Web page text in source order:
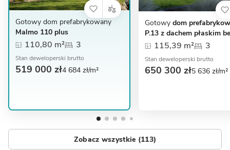
Gotowy dom prefabrykowany
Malmo 110 plus
110,80 m² 3
Stan deweloperski brutto
519 000 zł4 684 zł/m²
Gotowy dom
P.13 z dachem płaskim
garażu115,39 m² 3
Stan deweloperski brutto
650 300 zł5 636 zł/m²
Zobacz wszystkie (113)